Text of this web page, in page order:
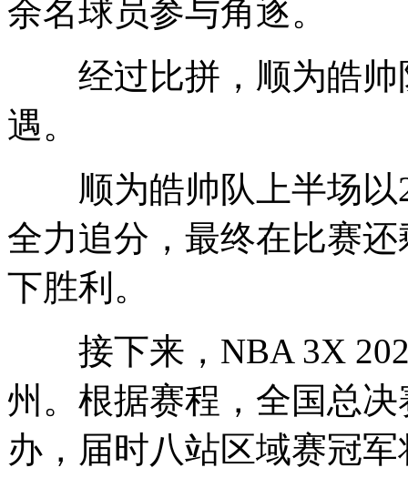
余名球员参与角逐。
经过比拼，顺为皓帅
遇。
顺为皓帅队上半场以
全力追分，最终在比赛
下胜利。
接下来，NBA 3X
州。根据赛程，全国总
办，届时八站区域赛冠